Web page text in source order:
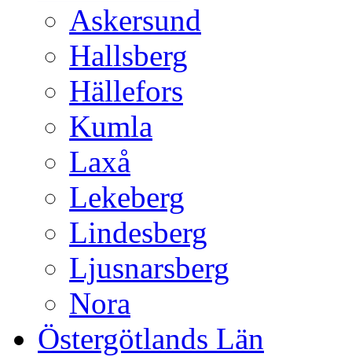
Askersund
Hallsberg
Hällefors
Kumla
Laxå
Lekeberg
Lindesberg
Ljusnarsberg
Nora
Östergötlands Län